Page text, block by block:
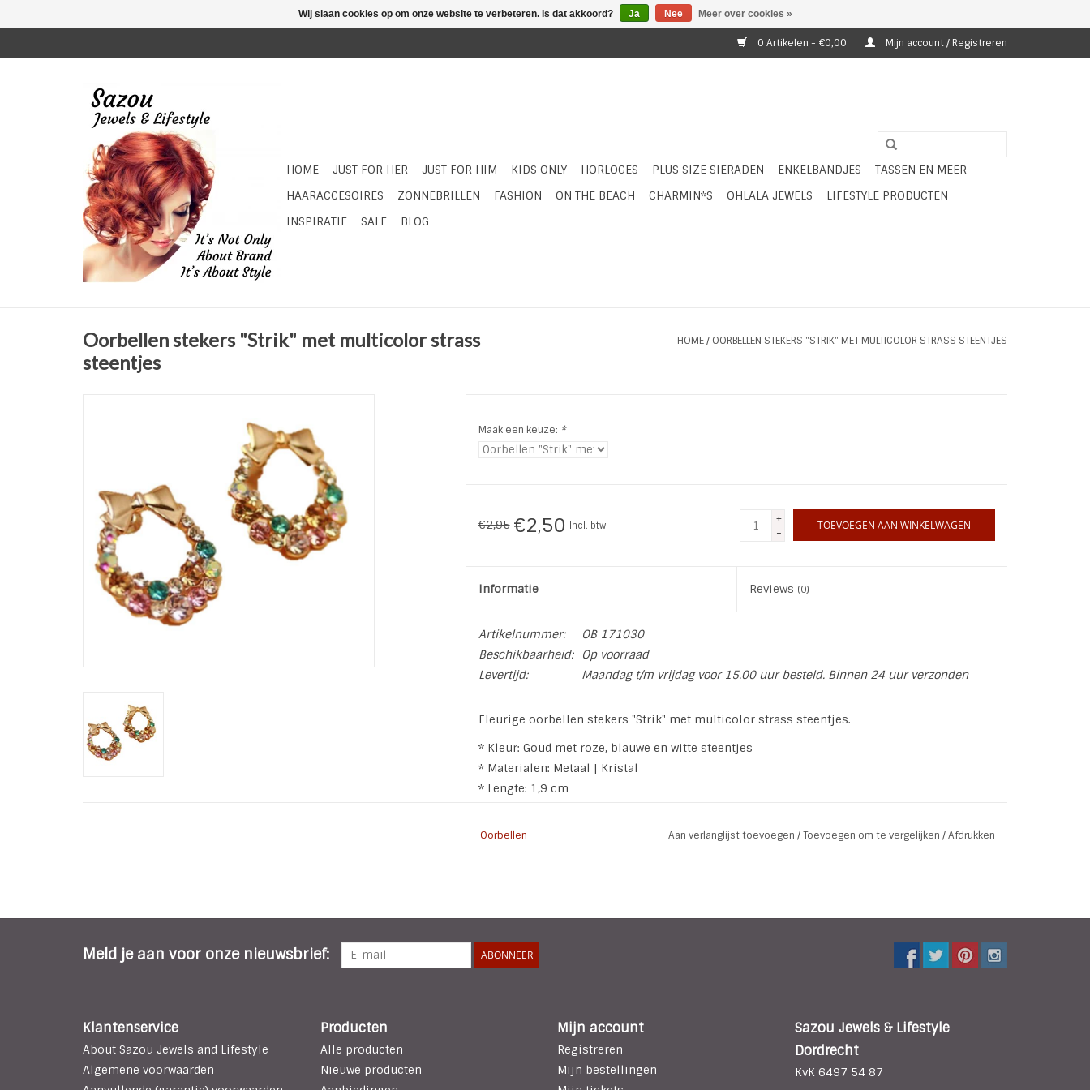
0 Artikelen - €0,00 Mijn account / Registreren
HOME JUST FOR HER JUST FOR HIM KIDS ONLY HORLOGES PLUS SIZE SIERADEN ENKELBANDJES
TASSEN EN MEER
HAARACCESOIRES
ZONNEBRILLEN FASHION ON THE BEACH CHARMIN*S OHLALA JEWELS
LIFESTYLE PRODUCTEN
INSPIRATIE
SALE BLOG
Oorbellen stekers "Strik" met multicolor strass
steentjes
HOME/ OORBELLEN STEKERS "STRIK" MET MULTICOLOR STRASS STEENTJES
Maak een keuze: *
€2,95 €2,50 Incl. btw
+
-
TOEVOEGEN AAN WINKELWAGEN
Informatie Reviews (0)
Artikelnummer:
OB 171030
Beschikbaarheid:
Op voorraad
Levertijd:
Maandag t/m vrijdag voor 15.00 uur besteld. Binnen 24 uur verzonden
Fleurige oorbellen stekers "Strik" met multicolor strass steentjes.
* Kleur: Goud met roze, blauwe en witte steentjes
* Materialen: Metaal | Kristal
* Lengte: 1,9 cm
* Soort: Oorstekers
Oorbellen Aan verlanglijst toevoegen /Toevoegen om te vergelijken /Afdrukken
Meld je aan voor onze nieuwsbrief: ABONNEER
Klantenservice
About Sazou Jewels and Lifestyle
Algemene voorwaarden
Producten
Alle producten
Nieuwe producten
Mijn account
Registreren
Mijn bestellingen
Sazou Jewels & Lifestyle
Dordrecht
KvK 6497 54 87
Wij slaan cookies op om onze website te verbeteren. Is dat akkoord? Ja Nee Meer over cookies »